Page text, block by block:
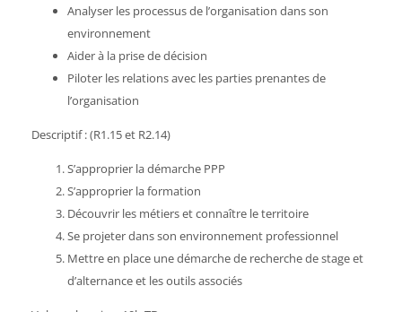
Analyser les processus de l’organisation dans son
environnement
Aider à la prise de décision
Piloter les relations avec les parties prenantes de
l’organisation
Descriptif : (R1.15 et R2.14)
S’approprier la démarche PPP
S’approprier la formation
Découvrir les métiers et connaître le territoire
Se projeter dans son environnement professionnel
Mettre en place une démarche de recherche de stage et
d’alternance et les outils associés